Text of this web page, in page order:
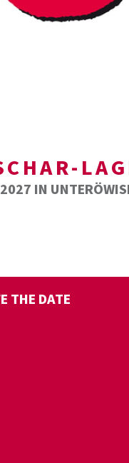
IN
THE DATE